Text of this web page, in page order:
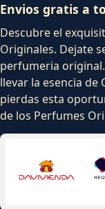
Envios gratis a
Descubre el
Originales. Dejate
perfumeria
llevar la esencia
pierdas esta
de los Perfumes